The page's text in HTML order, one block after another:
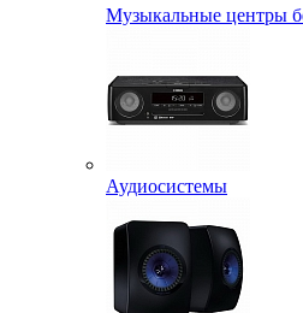
Музыкальные центры
Аудиосистемы